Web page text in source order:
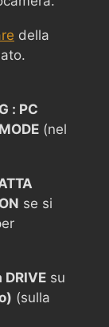
della
: PC
(nel
ON se si
su
(sulla